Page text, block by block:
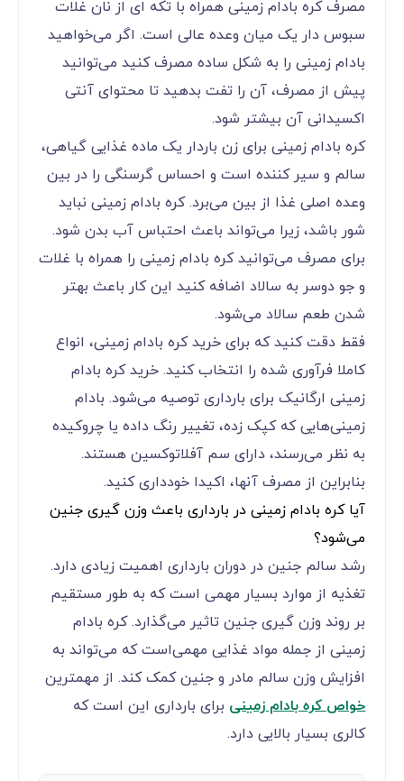
مصرف کره بادام زمینی همراه با تکه ای از نان غلات
سبوس دار یک میان وعده عالی است. اگر می‌‌‌‌‌‌‌‌‌‌‌‌خواهید
بادام زمینی را به شکل ساده مصرف کنید می‌‌‌‌‌‌‌‌‌‌‌‌توانید
پیش از مصرف، آن را تفت بدهید تا محتوای آنتی
اکسیدانی آن بیشتر شود.
کره بادام زمینی برای زن باردار یک ماده غذایی گیاهی،
سالم و سیر کننده است و احساس گرسنگی را در بین
وعده اصلی غذا از بین می‌‌‌‌‌‌‌‌‌‌‌‌برد. کره بادام زمینی نباید
شور باشد، زیرا می‌‌‌‌‌‌‌‌‌‌‌‌تواند باعث احتباس آب بدن شود.
برای مصرف می‌‌‌‌‌‌‌‌‌‌‌‌توانید کره بادام زمینی را همراه با غلات
و جو دوسر به سالاد اضافه کنید این کار باعث بهتر
شدن طعم سالاد می‌شود.
فقط دقت کنید که برای خرید کره بادام زمینی، انواع
کاملا فرآوری شده را انتخاب کنید. خرید کره بادام
زمینی ارگانیک برای بارداری توصیه می‌‌‌‌‌‌‌‌‌‌‌‌شود. بادام
زمینی‌هایی که کپک زده، تغییر رنگ داده یا چروکیده
به نظر می‌‌‌‌‌‌‌‌‌‌‌‌رسند، دارای سم آفلاتوکسین هستند.
بنابراین از مصرف آنها، اکیدا خودداری کنید.
آیا کره بادام زمینی در بارداری باعث وزن گیری جنین
می‌‌‌‌‌‌‌‌‌‌‌‌شود؟
رشد سالم جنین در دوران بارداری اهمیت زیادی دارد.
تغذیه از موارد بسیار مهمی ‌‌‌‌‌‌‌‌‌‌‌‌است که به طور مستقیم
بر روند وزن گیری جنین تاثیر می‌‌‌‌‌‌‌‌‌‌‌‌گذارد. کره بادام
زمینی از جمله مواد غذایی مهمی‌‌‌‌‌‌‌‌‌‌‌‌است که می‌‌‌‌‌‌‌‌‌‌‌‌تواند به
افزایش وزن سالم مادر و جنین کمک کند. از مهمترین
خواص کره بادام زمینی برای بارداری این است که
کالری بسیار بالایی دارد.